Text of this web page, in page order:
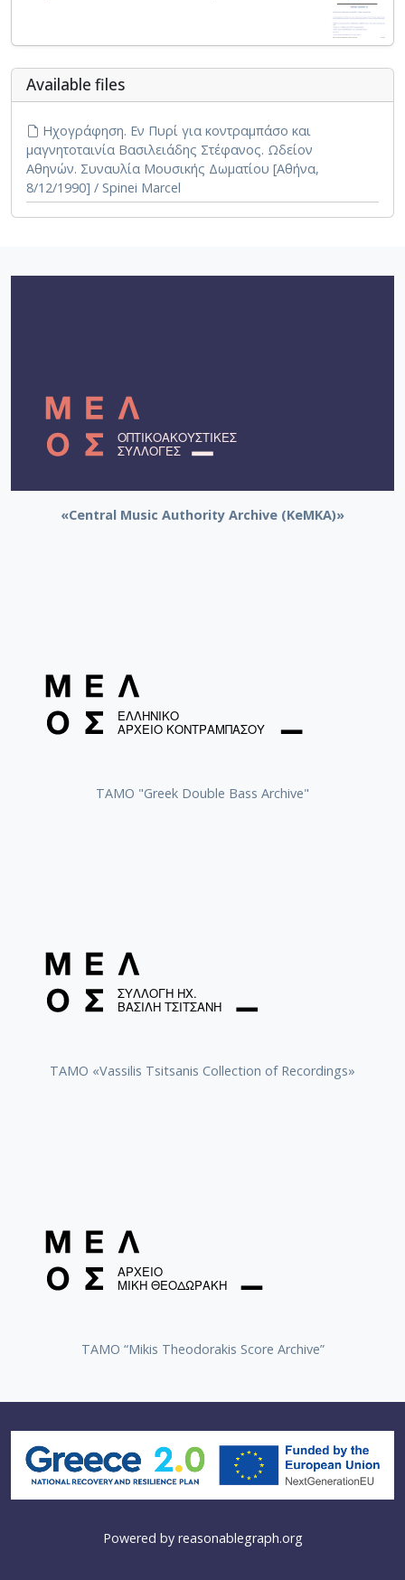
Αvailable files
Ηχογράφηση. Εν Πυρί για κοντραμπάσο και
μαγνητοταινία Βασιλειάδης Στέφανος. Ωδείον
Αθηνών. Συναυλία Μουσικής Δωματίου [Αθήνα,
8/12/1990] / Spinei Marcel
«Central Music Authority Archive (KeMKA)»
ΤΑΜΟ "Greek Double Bass Archive"
TAMO «Vassilis Tsitsanis Collection of Recordings»
TAMO “Mikis Theodorakis Score Archive”
Powered by reasonablegraph.org